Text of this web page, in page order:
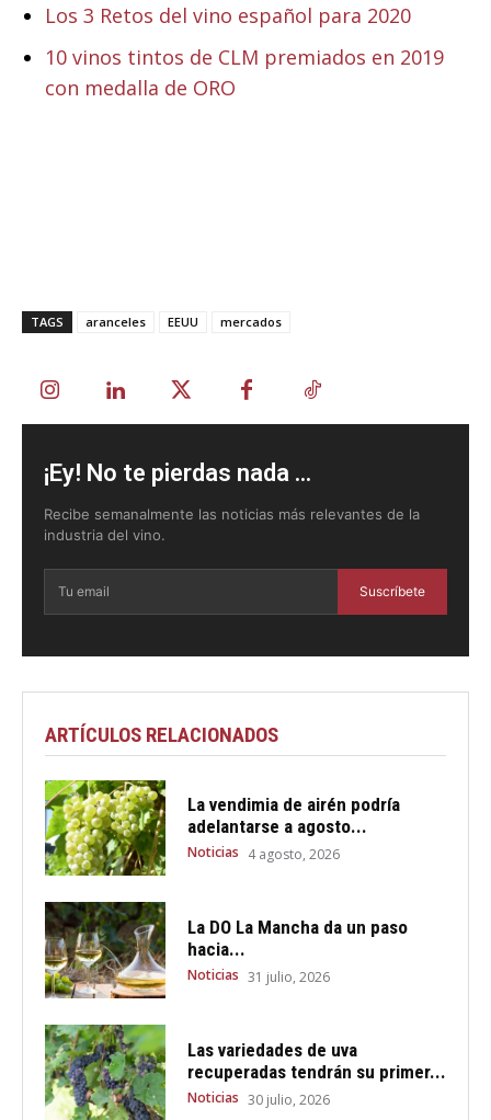
Los 3 Retos del vino español para 2020
10 vinos tintos de CLM premiados en 2019
con medalla de ORO
TAGS aranceles EEUU mercados
¡Ey! No te pierdas nada ...
Recibe semanalmente las noticias más relevantes de la
industria del vino.
Suscríbete
ARTÍCULOS RELACIONADOS
La vendimia de airén podría
adelantarse a agosto...
Noticias 4 agosto, 2026
La DO La Mancha da un paso
hacia...
Noticias 31 julio, 2026
Las variedades de uva
recuperadas tendrán su primer...
Noticias 30 julio, 2026